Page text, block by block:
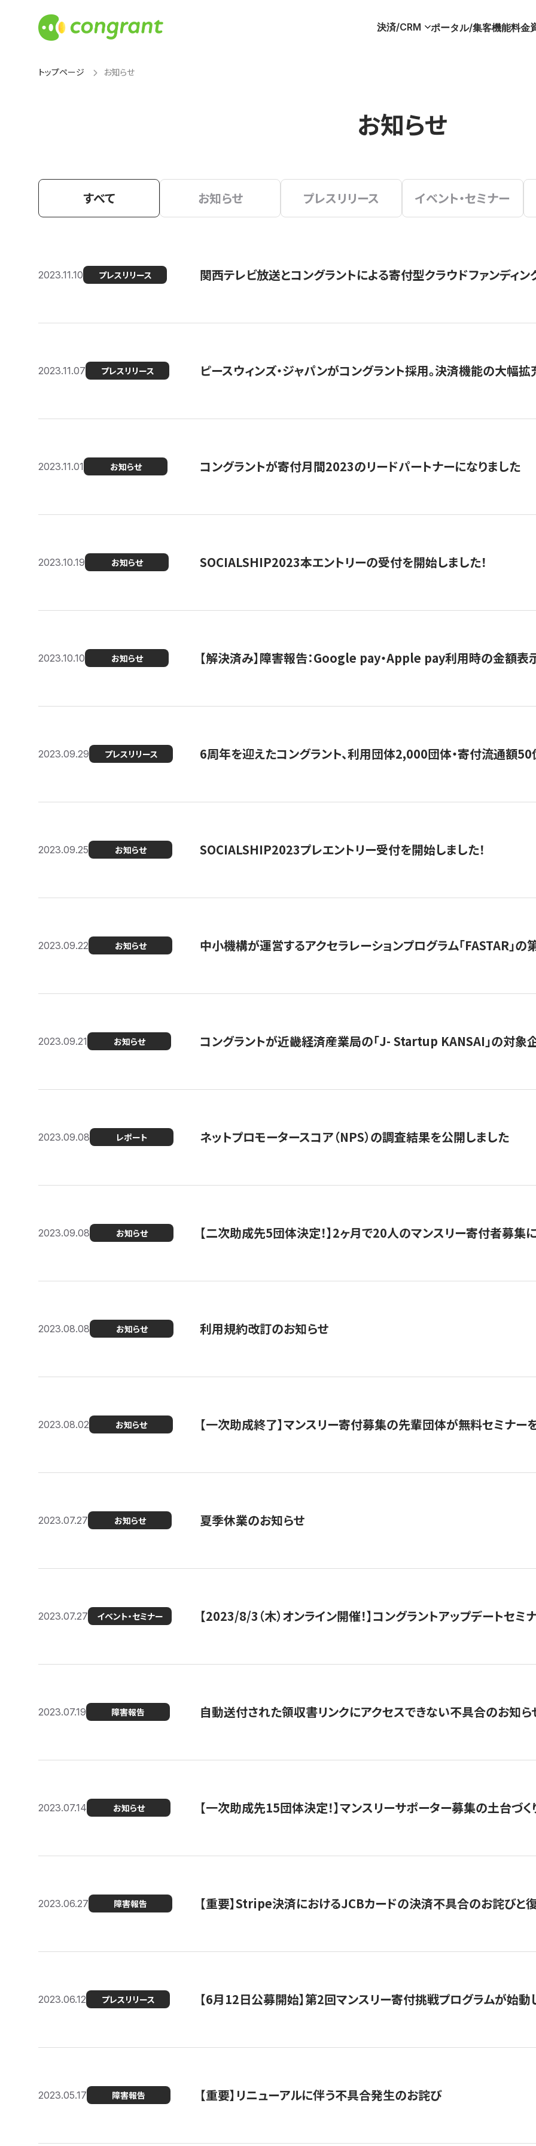
決済/CRM ポータル/集客機能料金
トップページ お知らせ
お知らせ
すべて お知らせ プレスリリース イベント・セミナー
2023.11.10 プレスリリース 関西テレビ放送とコングラントによる寄付型クラウドファンディ
2023.11.07 プレスリリース ピースウィンズ・ジャパンがコングラント採用。決済機能の大幅
2023.11.01 お知らせ コングラントが寄付月間2023のリードパートナーになりました
2023.10.19 お知らせ SOCIALSHIP2023本エントリーの受付を開始しました！
2023.10.10 お知らせ 【解決済み】障害報告：Google pay・Apple pay利用時の金額表
2023.09.29 プレスリリース 6周年を迎えたコングラント、利用団体2,000団体・寄付流通額50
2023.09.25 お知らせ SOCIALSHIP2023プレエントリー受付を開始しました！
2023.09.22 お知らせ 中小機構が運営するアクセラレーションプログラム「FASTAR」
2023.09.21 お知らせ コングラントが近畿経済産業局の「J- Startup KANSAI」の対象
2023.09.08 レポート ネットプロモータースコア（NPS）の調査結果を公開しました
2023.09.08 お知らせ 【二次助成先5団体決定！】2ヶ月で20人のマンスリー寄付者募集
2023.08.08 お知らせ 利用規約改訂のお知らせ
2023.08.02 お知らせ 【一次助成終了】マンスリー寄付募集の先輩団体が無料セミナー
2023.07.27 お知らせ 夏季休業のお知らせ
2023.07.27 イベント・セミナー 【2023/8/3（木）オンライン開催！】コングラントアップデートセ
2023.07.19 障害報告 自動送付された領収書リンクにアクセスできない不具合のお知ら
2023.07.14 お知らせ 【一次助成先15団体決定！】マンスリーサポーター募集の土台づ
2023.06.27 障害報告 【重要】Stripe決済におけるJCBカードの決済不具合のお詫びと
2023.06.12 プレスリリース 【6月12日公募開始】第2回マンスリー寄付挑戦プログラムが始動
2023.05.17 障害報告 【重要】リニューアルに伴う不具合発生のお詫び